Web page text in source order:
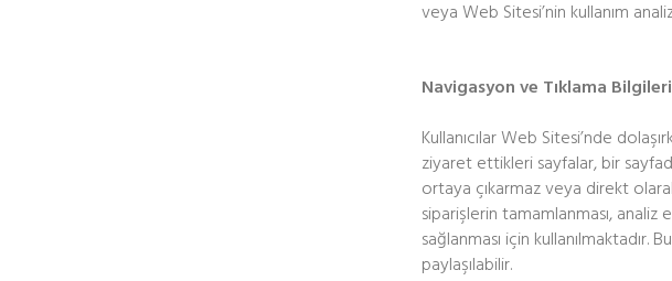
veya Web Sitesi’nin kullanım
Navigasyon ve Tıklama Bilgileri
Kullanıcılar Web Sitesi’nde
ziyaret ettikleri sayfalar, bir
ortaya çıkarmaz veya direkt
siparişlerin tamamlanması, analiz
sağlanması için kullanılmaktadır.
paylaşılabilir.